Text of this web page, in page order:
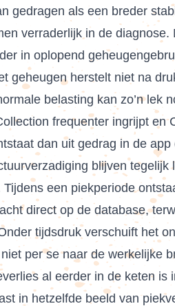
gedragen als een breder
verraderlijk in de
in oplopend
geheugen herstelt niet na
belasting kan zo’n lek
frequenter ingrijpt
dan uit gedrag in de app
blijven
een piekperiode
direct op de database,
tijdsdruk verschuift het
per se naar de werkelijke
al eerder in de keten
in hetzelfde beeld van